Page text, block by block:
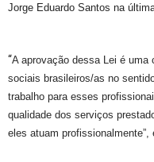
Jorge Eduardo Santos na
“A aprovação dessa Lei é
sociais brasileiros/as no
trabalho para esses
qualidade dos serviços
eles atuam profissionalmente”,